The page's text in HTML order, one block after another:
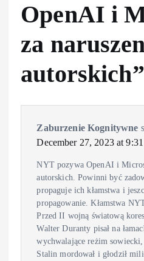
OpenAI i
za
autorskich”
Zaburzenie Kognitywne
December 27, 2023 at
NYT pozywa OpenAI i
autorskich. Powinni być
propaguje ich kłamstwa i
propagowanie. Kłamstwa
Przed II wojną światową
Walter Duranty pisał na
wychwalające reżim
Stalin mordował i głodził